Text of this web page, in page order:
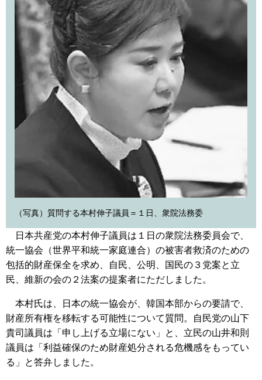
（写真）質問する本村伸子議員＝１日、衆院法務委
日本共産党の本村伸子議員は１日の衆院法務委員会で、
統一協会（世界平和統一家庭連合）の被害者救済のための
包括的財産保全を求め、自民、公明、国民の３党案と立
民、維新の会の２法案の提案者にただしました。
本村氏は、日本の統一協会が、韓国本部からの要請で、
財産所有権を移転する可能性について質問。自民党の山下
貴司議員は「申し上げる立場にない」と、立民の山井和則
議員は「利益確保のため財産処分される危機感をもってい
る」と答弁しました。